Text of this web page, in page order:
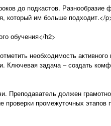
до подкастов.
который им больше подходит.</
обучения</h2>
необходимость
Ключевая задача – создать
Преподаватель должен
промежуточных